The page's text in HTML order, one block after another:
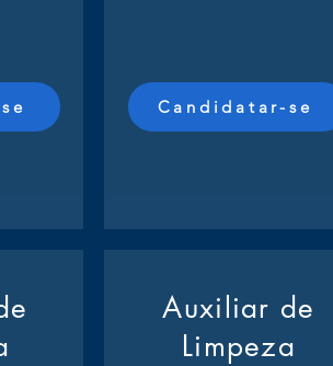
Candidatar-se
Auxiliar de
Limpeza